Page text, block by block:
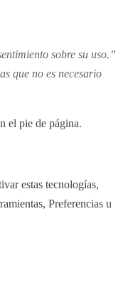
sobre su uso.”
que no es necesario
el pie de página.
estas tecnologías,
Preferencias u